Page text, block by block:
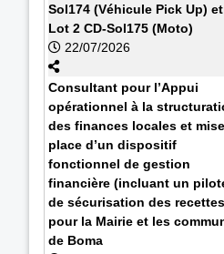
Sol174 (Véhicule Pick Up) et
Lot 2 CD-Sol175 (Moto)
22/07/2026
Consultant pour l’Appui
opérationnel à la
des finances locales et
place d’un dispositif
fonctionnel de gestion
financière (incluant un
de sécurisation des
pour la Mairie et les
de Boma